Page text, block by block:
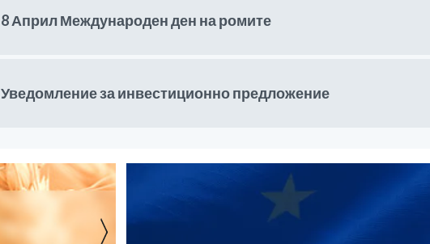
8 Април Международен ден на ромите
Уведомление за инвестиционно предложение